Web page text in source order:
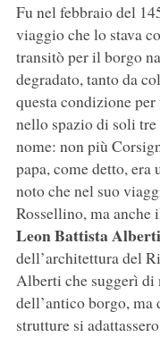
Fu nel febbraio del
viaggio che lo stava
transitò per il borgo
degradato, tanto da
questa condizione
nello spazio di soli
nome: non più
papa, come detto, era
noto che nel suo
Rossellino, ma anche
Leon Battista Alberti
dell’architettura del
Alberti che suggerì di
dell’antico borgo, ma
strutture si